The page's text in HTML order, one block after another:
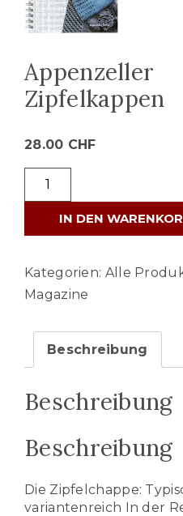
Appenzeller
Zipfelkappen
28.00 CHF
Appenzeller
Zipfelkappen
MengeIN DEN
Kategorien: Alle
Magazine
Beschreibung
Beschreibung
Beschreibung
Die Zipfelchappe:
variantenreich In der